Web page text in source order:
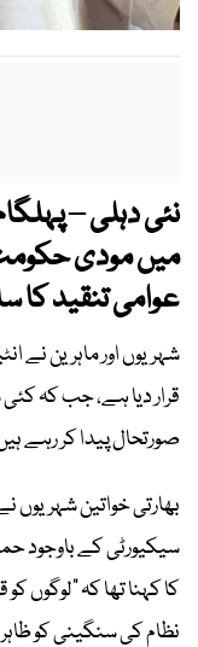
نئی دہلی –
میں مودی حکومت
عوامی تنقید کا
شہریوں اور ماہرین نے
قرار دیا ہے، جب کہ
صورتحال پیدا کر رہے
بھارتی خواتین شہریوں
سیکیورٹی کے باوجود
کا کہنا تھا کہ "لوگوں
نظام کی سنگینی کو